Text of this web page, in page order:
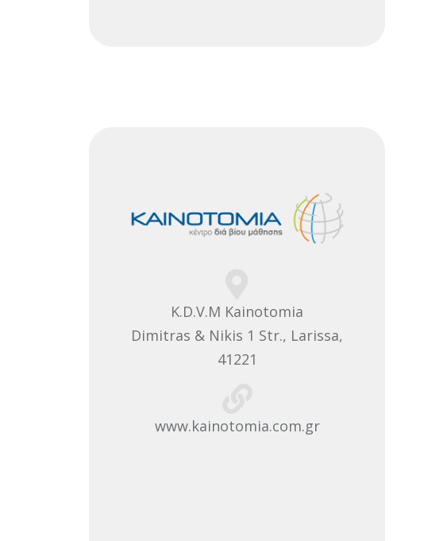
K.D.V.M Kainotomia
Dimitras & Nikis 1 Str., Larissa,
41221
www.kainotomia.com.gr